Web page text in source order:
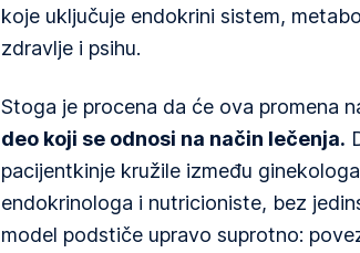
koje uključuje endokrini sistem,
zdravlje i psihu.
Stoga je procena da će ova promena
deo koji se odnosi na način lečenja.
pacijentkinje kružile između
endokrinologa i nutricioniste, bez
model podstiče upravo suprotno: